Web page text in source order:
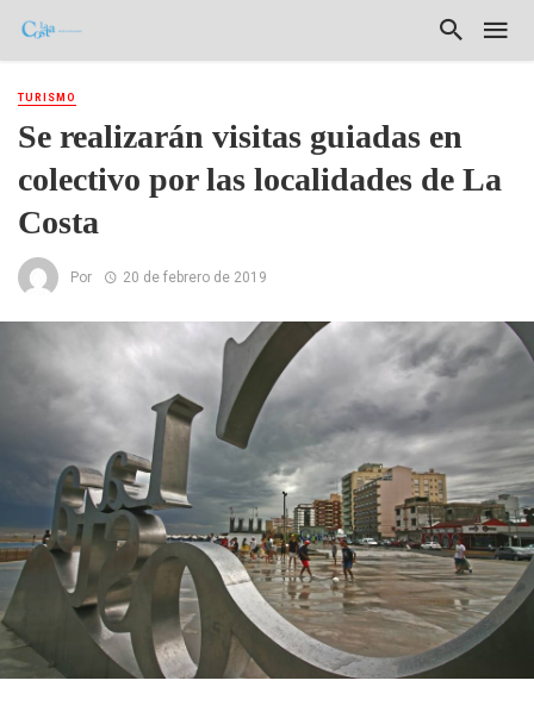
TURISMO
Se realizarán visitas guiadas en
colectivo por las localidades de La
Costa
Por 20 de febrero de 2019